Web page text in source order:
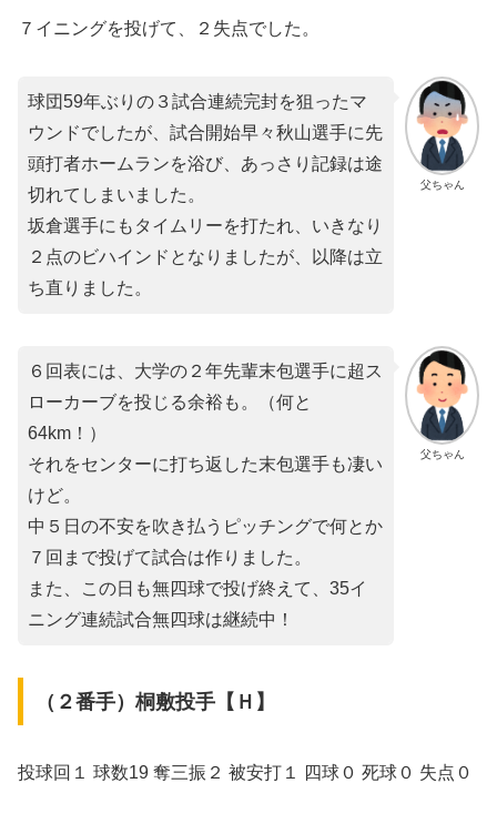
７イニングを投げて、２失点でした。
父ちゃん
球団59年ぶりの３試合連続完封を狙ったマ
ウンドでしたが、試合開始早々秋山選手に先
頭打者ホームランを浴び、あっさり記録は途
切れてしまいました。
坂倉選手にもタイムリーを打たれ、いきなり
２点のビハインドとなりましたが、以降は立
ち直りました。
父ちゃん
６回表には、大学の２年先輩末包選手に超ス
ローカーブを投じる余裕も。（何と
64km！）
それをセンターに打ち返した末包選手も凄い
けど。
中５日の不安を吹き払うピッチングで何とか
７回まで投げて試合は作りました。
また、この日も無四球で投げ終えて、35イ
ニング連続試合無四球は継続中！
（２番手）桐敷投手【Ｈ】
投球回１ 球数19 奪三振２ 被安打１ 四球０ 死球０ 失点０